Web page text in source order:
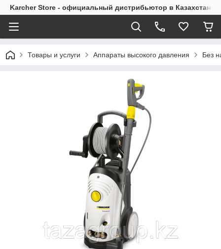
Karcher Store - официальный дистрибьютор в Казахстане
Товары и услуги Аппараты высокого давления Без